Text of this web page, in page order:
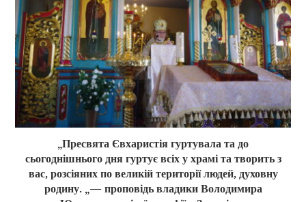
„Пресвята Євхаристія гуртувала та до
сьогоднішнього дня гуртує всіх у храмі та творить з
вас, розсіяних по великій території людей, духовну
родину. „— проповідь владики Володимира